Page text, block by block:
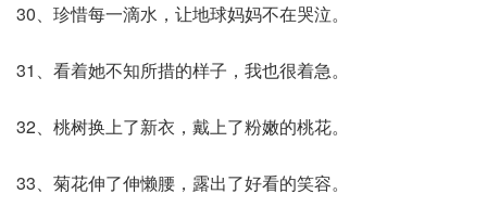
30、珍惜每一滴水，让地球妈妈不在哭泣。
31、看着她不知所措的样子，我也很着急。
32、桃树换上了新衣，戴上了粉嫩的桃花。
33、菊花伸了伸懒腰，露出了好看的笑容。